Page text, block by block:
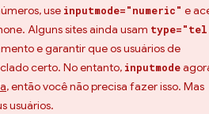
use inputmode="numeric" e
Alguns sites ainda usam
e garantir que os usuários de
certo. No entanto, inputmode
, então você não precisa fazer isso. Mas
usuários.